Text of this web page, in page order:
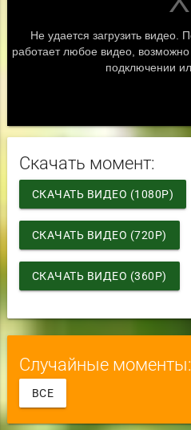
Скачать момент:
СКАЧАТЬ ВИДЕО (1080P)
СКАЧАТЬ ВИДЕО (720P)
СКАЧАТЬ ВИДЕО (360P)
Случайные моменты:
ВСЕ